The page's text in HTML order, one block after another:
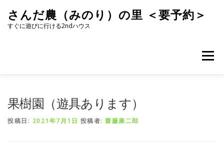
キ
さんだ農（みのり）の里 ＜要予約＞
すぐに遊びに行ける2ndハウス
メニュー
果樹園（遊具あります）
投稿日: 2021年7月1日 投稿者: 齋藤康二郎